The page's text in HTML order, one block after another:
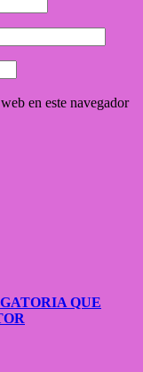
en este navegador
QUE